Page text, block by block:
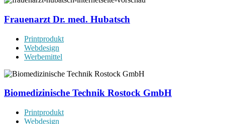
Frauenarzt Dr. med. Hubatsch
Printprodukt
Webdesign
Werbemittel
Biomedizinische Technik Rostock GmbH
Printprodukt
Webdesign